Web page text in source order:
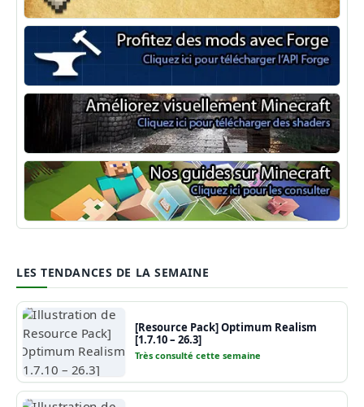
Minecraft Fabric
Minecraft Forge
Shaders Minecraft
Guide Minecraft
LES TENDANCES DE LA SEMAINE
[Resource Pack] Optimum Realism
[1.7.10 – 26.3]
Très consulté cette semaine